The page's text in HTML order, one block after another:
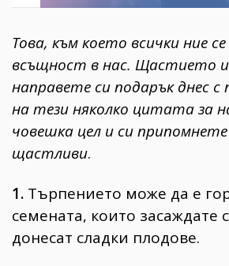
389
Gentlemen
Wellness
ПОСЛЕДВАЙТЕ
НИ
Това, към което всички ние
всъщност в нас. Щастието
направете си подарък днес
на тези няколко цитата за
човешка цел и си
щастливи.
1. Търпението може да е
семената, които засаждате
донeсат сладки плодове.